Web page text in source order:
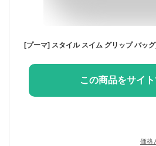
[プーマ] スタイル スイム グリップ バッ
この商品をサイ
価格